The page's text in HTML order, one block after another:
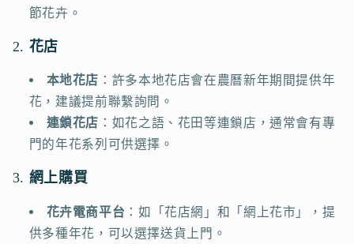
節花卉。
2. 花店
本地花店 ：許多本地花店會在農曆新年期間提供年
花，建議提前聯繫詢問。
連鎖花店 ：如花之語、花田等連鎖店，通常會有專
門的年花系列可供選擇。
3. 網上購買
花卉電商平台 ：如「花店網」和「網上花市」，提
供多種年花，可以選擇送貨上門。